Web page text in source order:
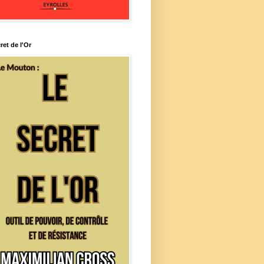
de l'Or